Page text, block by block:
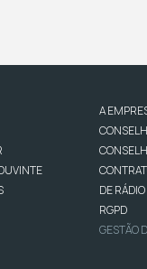
A
DE
RGPD
GESTÃO